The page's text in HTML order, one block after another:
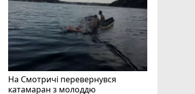
На Смотричі перевернувся
катамаран з молоддю